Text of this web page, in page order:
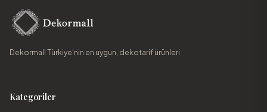
Dekormall Türkiye'nin en uygun, dekotarif ürünleri
Kategoriler